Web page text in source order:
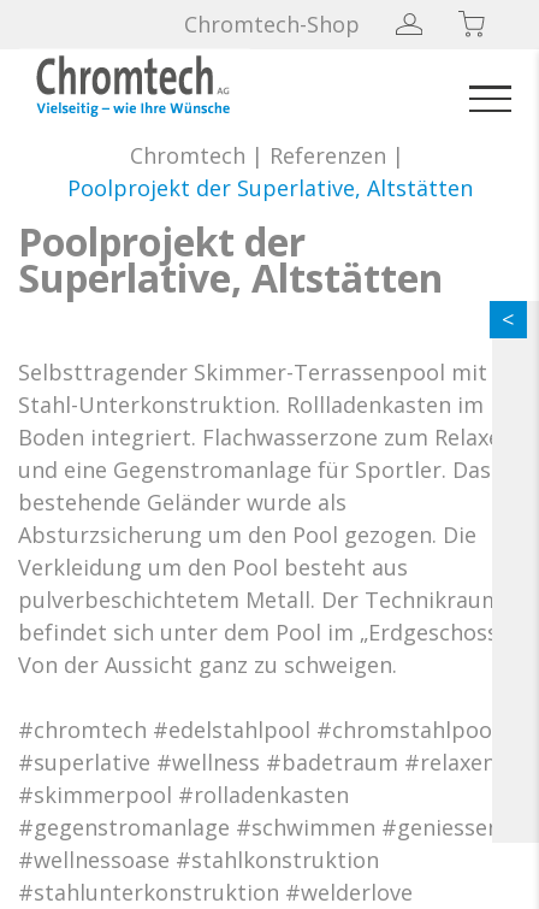
Chromtech-Shop
Chromtech | Referenzen |
Poolprojekt der Superlative, Altstätten
Poolprojekt der
Superlative, Altstätten
Selbsttragender Skimmer-Terrassenpool mit
Stahl-Unterkonstruktion. Rollladenkasten im
Boden integriert. Flachwasserzone zum Relaxen
und eine Gegenstromanlage für Sportler. Das
bestehende Geländer wurde als
Absturzsicherung um den Pool gezogen. Die
Verkleidung um den Pool besteht aus
pulverbeschichtetem Metall. Der Technikraum
befindet sich unter dem Pool im „Erdgeschoss“.
Von der Aussicht ganz zu schweigen.
#chromtech #edelstahlpool #chromstahlpool
#superlative #wellness #badetraum #relaxen
#skimmerpool #rolladenkasten
#gegenstromanlage #schwimmen #geniessen
#wellnessoase #stahlkonstruktion
#stahlunterkonstruktion #welderlove